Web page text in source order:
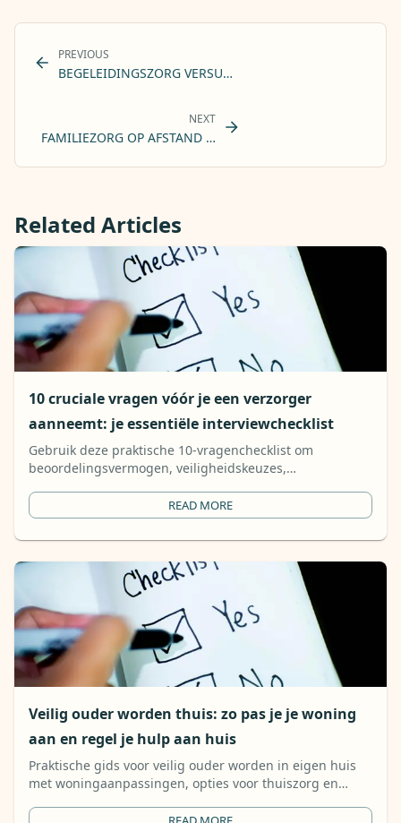
PREVIOUS
BEGELEIDINGSZORG VERSUS MEDISCHE
NEXT
FAMILIEZORG OP AFSTAND COÖRDINEREN: HOE BROERS
Related Articles
10 cruciale vragen vóór je een verzorger
aanneemt: je essentiële interviewchecklist
Gebruik deze praktische 10-vragenchecklist om
beoordelingsvermogen, veiligheidskeuzes,
verzorger te beoordelen vóór aanname.
READ MORE
Veilig ouder worden thuis: zo pas je je woning
aan en regel je hulp aan huis
Praktische gids voor veilig ouder worden in eigen huis
met woningaanpassingen, opties voor thuiszorg en
ondersteuning voor ouderen te coördineren.